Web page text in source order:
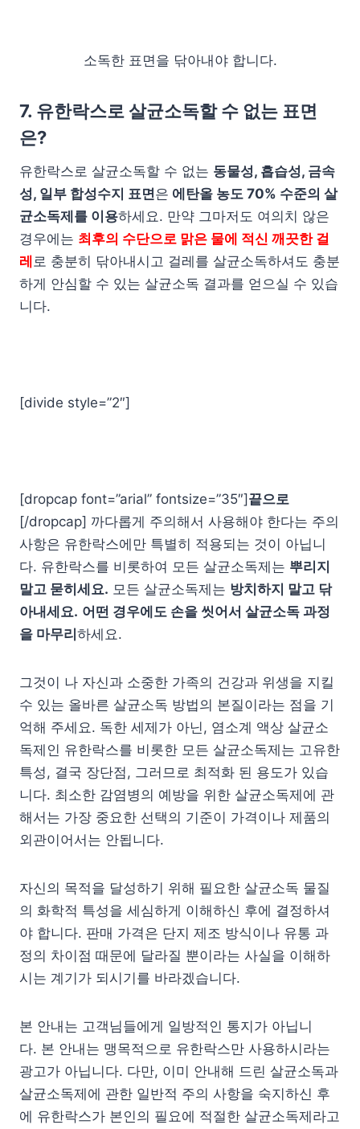
소독한 표면을 닦아내야 합니다.
7. 유한락스로 살균소독할 수 없는 표면
은?
유한락스로 살균소독할 수 없는 동물성, 흡습성, 금속
성, 일부 합성수지 표면은 에탄올 농도 70% 수준의 살
균소독제를 이용하세요. 만약 그마저도 여의치 않은
경우에는 최후의 수단으로 맑은 물에 적신 깨끗한 걸
레 로 충분히 닦아내시고 걸레를 살균소독하셔도 충분
하게 안심할 수 있는 살균소독 결과를 얻으실 수 있습
니다.
[divide style=”2″]
[dropcap font=”arial” fontsize=”35″]끝으로
[/dropcap] 까다롭게 주의해서 사용해야 한다는 주의
사항은 유한락스에만 특별히 적용되는 것이 아닙니
다. 유한락스를 비롯하여 모든 살균소독제는 뿌리지
말고 묻히세요. 모든 살균소독제는 방치하지 말고 닦
아내세요. 어떤 경우에도 손을 씻어서 살균소독 과정
을 마무리하세요.
그것이 나 자신과 소중한 가족의 건강과 위생을 지킬
수 있는 올바른 살균소독 방법의 본질이라는 점을 기
억해 주세요. 독한 세제가 아닌, 염소계 액상 살균소
독제인 유한락스를 비롯한 모든 살균소독제는 고유한
특성, 결국 장단점, 그러므로 최적화 된 용도가 있습
니다. 최소한 감염병의 예방을 위한 살균소독제에 관
해서는 가장 중요한 선택의 기준이 가격이나 제품의
외관이어서는 안됩니다.
자신의 목적을 달성하기 위해 필요한 살균소독 물질
의 화학적 특성을 세심하게 이해하신 후에 결정하셔
야 합니다. 판매 가격은 단지 제조 방식이나 유통 과
정의 차이점 때문에 달라질 뿐이라는 사실을 이해하
시는 계기가 되시기를 바라겠습니다.
본 안내는 고객님들에게 일방적인 통지가 아닙니
다. 본 안내는 맹목적으로 유한락스만 사용하시라는
광고가 아닙니다. 다만, 이미 안내해 드린 살균소독과
살균소독제에 관한 일반적 주의 사항을 숙지하신 후
에 유한락스가 본인의 필요에 적절한 살균소독제라고